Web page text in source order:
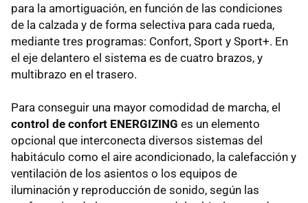
para la amortiguación, en función de las condiciones
de la calzada y de forma selectiva para cada rueda,
mediante tres programas: Confort, Sport y Sport+. En
el eje delantero el sistema es de cuatro brazos, y
multibrazo en el trasero.
Para conseguir una mayor comodidad de marcha, el
control de confort ENERGIZING es un elemento
opcional que interconecta diversos sistemas del
habitáculo como el aire acondicionado, la calefacción y
ventilación de los asientos o los equipos de
iluminación y reproducción de sonido, según las